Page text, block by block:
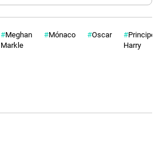
Meghan
Markle
Mónaco Oscar
Principe
Harry